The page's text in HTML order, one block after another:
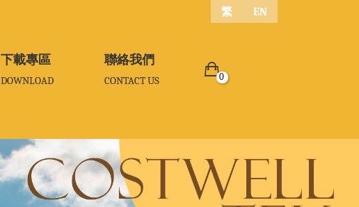
繁 EN
下載專區
DOWNLOAD
下載專區
DOWNLOAD
聯絡我們
CONTACT US
聯絡我們
CONTACT US 0